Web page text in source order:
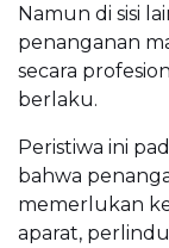
Namun di sisi
penanganan
secara
berlaku.
Peristiwa ini
bahwa
memerlukan
aparat,